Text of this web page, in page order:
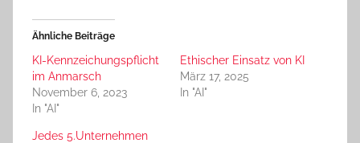
Ähnliche Beiträge
KI-Kennzeichungspflicht
im Anmarsch
November 6, 2023
In "AI"
Ethischer Einsatz von KI
März 17, 2025
In "AI"
Jedes 5.Unternehmen